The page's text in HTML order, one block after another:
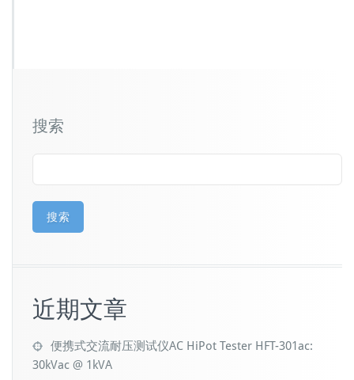
搜索
搜索
近期文章
便携式交流耐压测试仪AC HiPot Tester HFT-301ac:
30kVac @ 1kVA